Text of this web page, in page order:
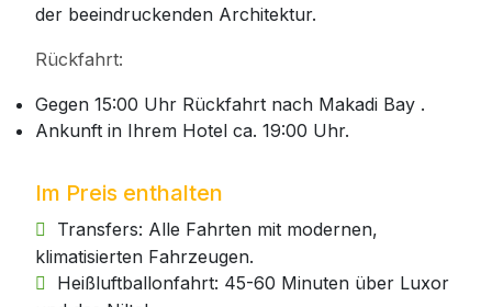
der beeindruckenden Architektur.
Rückfahrt:
Gegen 15:00 Uhr Rückfahrt nach Makadi Bay .
Ankunft in Ihrem Hotel ca. 19:00 Uhr.
Im Preis enthalten
Transfers: Alle Fahrten mit modernen,
klimatisierten Fahrzeugen.
Heißluftballonfahrt: 45-60 Minuten über Luxor